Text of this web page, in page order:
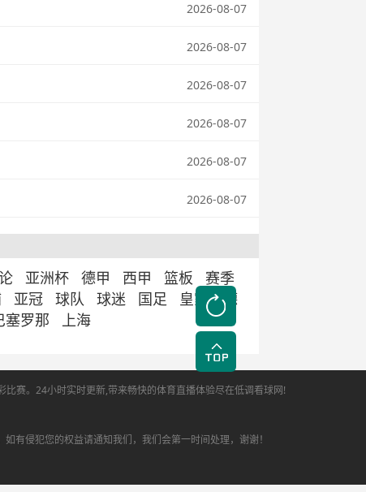
2026-08-07
2026-08-07
2026-08-07
2026-08-07
2026-08-07
2026-08-07
亚洲杯 德甲 西甲 篮板
赛季
亚冠 球队 球迷 国足
皇家马德
塞罗那 上海
赛。24小时实时更新,带来畅快的体育直播体验尽在低调看球网!
有侵犯您的权益请通知我们，我们会第一时间处理，谢谢！